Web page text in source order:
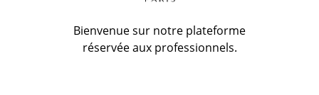
Bienvenue sur notre plateforme
réservée aux professionnels.